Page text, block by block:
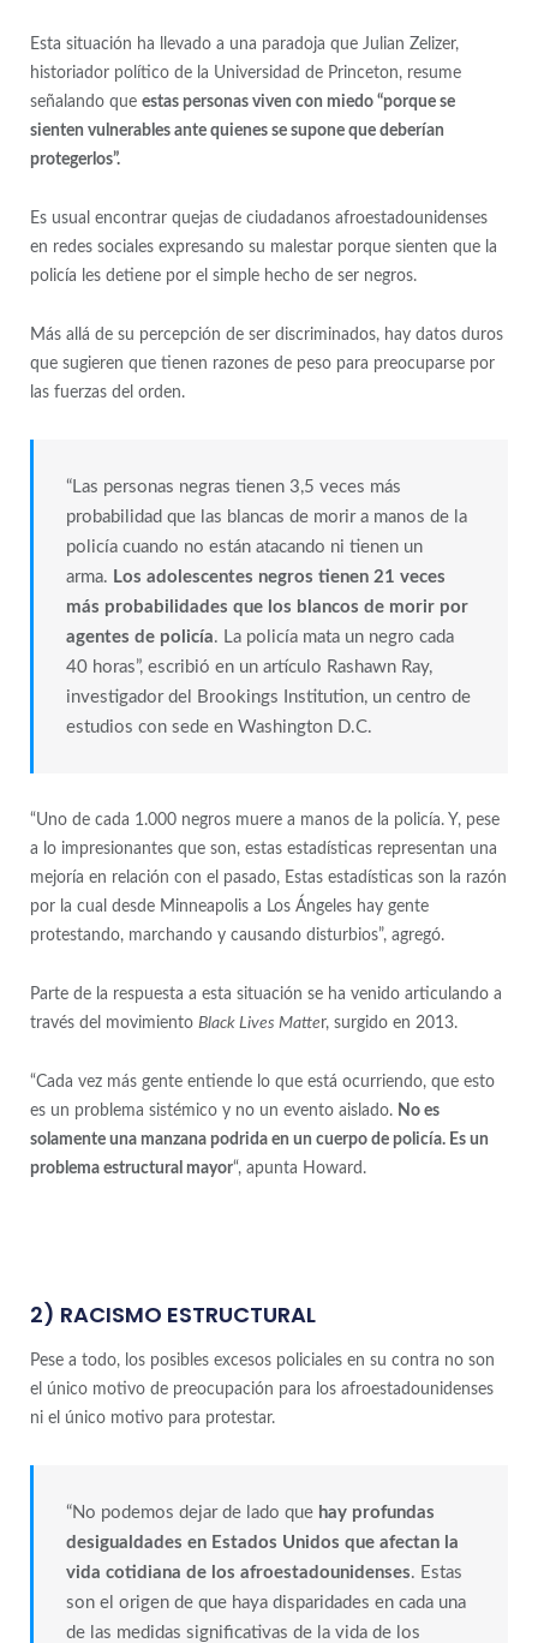
Esta situación ha llevado a una paradoja que Julian Zelizer,
historiador político de la Universidad de Princeton, resume
señalando que estas personas viven con miedo “porque se
sienten vulnerables ante quienes se supone que deberían
protegerlos”.
Es usual encontrar quejas de ciudadanos afroestadounidenses
en redes sociales expresando su malestar porque sienten que la
policía les detiene por el simple hecho de ser negros.
Más allá de su percepción de ser discriminados, hay datos duros
que sugieren que tienen razones de peso para preocuparse por
las fuerzas del orden.
“Las personas negras tienen 3,5 veces más
probabilidad que las blancas de morir a manos de la
policía cuando no están atacando ni tienen un
arma. Los adolescentes negros tienen 21 veces
más probabilidades que los blancos de morir por
agentes de policía. La policía mata un negro cada
40 horas”, escribió en un artículo Rashawn Ray,
investigador del Brookings Institution, un centro de
estudios con sede en Washington D.C.
“Uno de cada 1.000 negros muere a manos de la policía. Y, pese
a lo impresionantes que son, estas estadísticas representan una
mejoría en relación con el pasado, Estas estadísticas son la razón
por la cual desde Minneapolis a Los Ángeles hay gente
protestando, marchando y causando disturbios”, agregó.
Parte de la respuesta a esta situación se ha venido articulando a
través del movimiento Black Lives Matter, surgido en 2013.
“Cada vez más gente entiende lo que está ocurriendo, que esto
es un problema sistémico y no un evento aislado. No es
solamente una manzana podrida en un cuerpo de policía. Es un
problema estructural mayor“, apunta Howard.
2) RACISMO ESTRUCTURAL
Pese a todo, los posibles excesos policiales en su contra no son
el único motivo de preocupación para los afroestadounidenses
ni el único motivo para protestar.
“No podemos dejar de lado que hay profundas
desigualdades en Estados Unidos que afectan la
vida cotidiana de los afroestadounidenses. Estas
son el origen de que haya disparidades en cada una
de las medidas significativas de la vida de los